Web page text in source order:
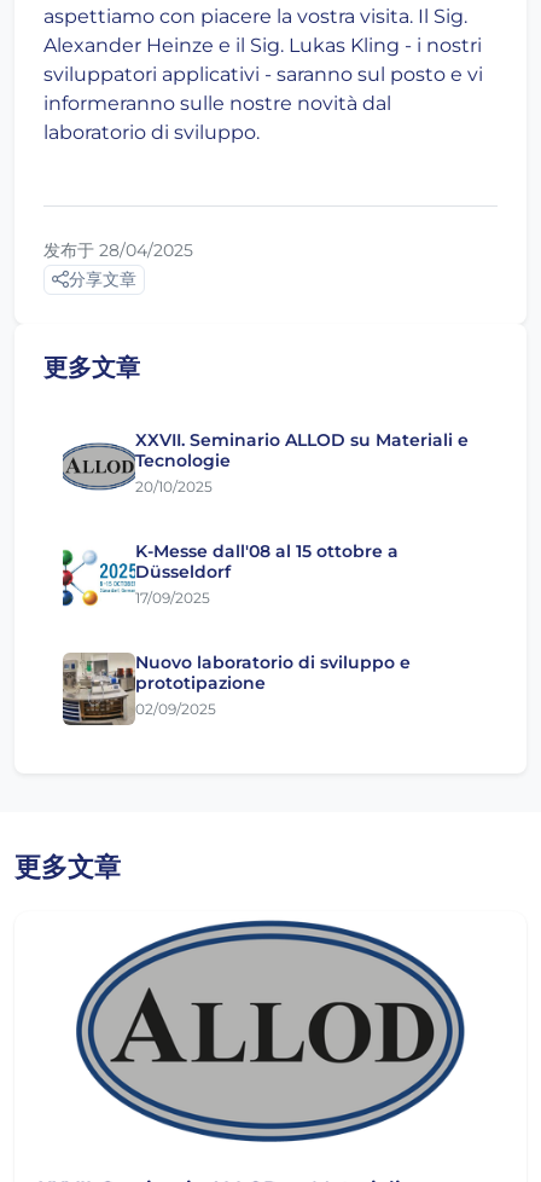
aspettiamo con piacere la vostra visita. Il Sig.
Alexander Heinze e il Sig. Lukas Kling - i nostri
sviluppatori applicativi - saranno sul posto e vi
informeranno sulle nostre novità dal
laboratorio di sviluppo.
发布于 28/04/2025
分享文章
更多文章
XXVII. Seminario ALLOD su Materiali e
Tecnologie
20/10/2025
K-Messe dall'08 al 15 ottobre a
Düsseldorf
17/09/2025
Nuovo laboratorio di sviluppo e
prototipazione
02/09/2025
更多文章